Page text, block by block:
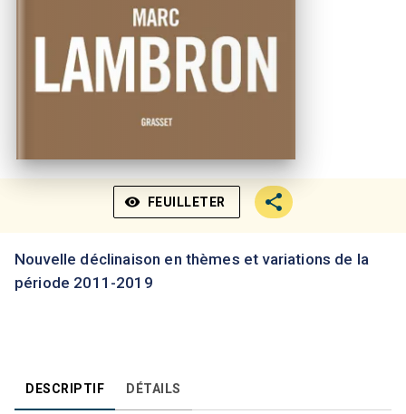
visibility FEUILLETER
Nouvelle déclinaison en thèmes et variations de la
période 2011-2019
DESCRIPTIF DÉTAILS